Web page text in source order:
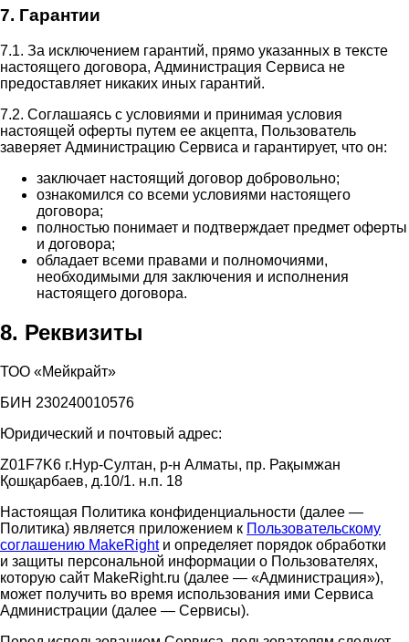
7. Гарантии
7.1. За исключением гарантий, прямо указанных в тексте
настоящего договора, Администрация Сервиса не
предоставляет никаких иных гарантий.
7.2. Соглашаясь с условиями и принимая условия
настоящей оферты путем ее акцепта, Пользователь
заверяет Администрацию Сервиса и гарантирует, что он:
заключает настоящий договор добровольно;
ознакомился со всеми условиями настоящего
договора;
полностью понимает и подтверждает предмет оферты
и договора;
обладает всеми правами и полномочиями,
необходимыми для заключения и исполнения
настоящего договора.
8. Реквизиты
ТОО «Мейкрайт»
БИН 230240010576
Юридический и почтовый адрес:
Z01F7K6 г.Нур-Султан, р-н Алматы, пр. Рақымжан
Қошқарбаев, д.10/1. н.п. 18
Настоящая Политика конфиденциальности (далее —
Политика) является приложением к Пользовательскому
соглашению MakeRightи определяет порядок обработки
и защиты персональной информации о Пользователях,
которую сайт MakeRight.ru (далее — «Администрация»),
может получить во время использования ими Cервиса
Администрации (далее — Сервисы).